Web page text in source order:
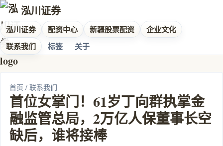
泓川证券
泓川证券 配资中心 新疆股票配资
企业文化
联系我们
标签 关于
首页 / 联系我们
首位女掌门！61岁丁向群执掌金
融监管总局，2万亿人保董事长空
缺后，谁将接棒